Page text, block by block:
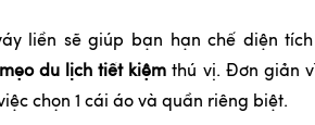
liền sẽ giúp bạn hạn chế diện
du lịch tiết kiệm thú vị. Đơn giản
chọn 1 cái áo và quần riêng biệt.